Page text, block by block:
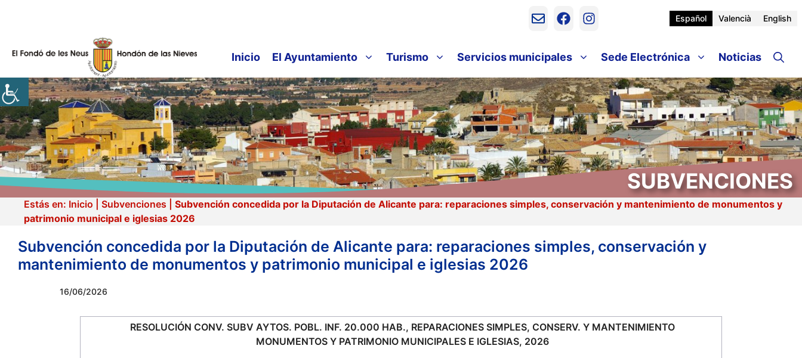
Español Valencià English
Inicio El Ayuntamiento Turismo Servicios municipales Sede Electrónica Noticias
SUBVENCIONES
Estás en: Inicio Subvenciones
Subvención concedida por la Diputación de Alicante para: reparaciones simples, conservación y mantenimiento de monumentos y
patrimonio municipal e iglesias 2026
Subvención concedida por la Diputación de Alicante para: reparaciones simples, conservación y
mantenimiento de monumentos y patrimonio municipal e iglesias 2026
16/06/2026
RESOLUCIÓN CONV. SUBV AYTOS. POBL. INF. 20.000 HAB., REPARACIONES SIMPLES, CONSERV. Y MANTENIMIENTO
MONUMENTOS Y PATRIMONIO MUNICIPALES E IGLESIAS, 2026